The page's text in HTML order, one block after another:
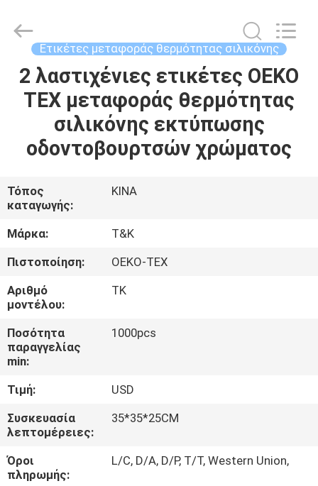
ΣΠΊΤΙ
ΠΡΟΪΌΝΤΑ
ΕΜΕΊΣ
ΓΎΡΟΣ
ΕΡΓΟΣΤΑΣΊΩΝ
ΠΟΙΟΤΙΚΌΣ
ΈΛΕΓΧΟΣ
ΕΛΆΤΕ
ΣΕ
ΕΠΑΦΉ
ΜΕ
Accessories
Co.,Ltd.
Ετικέτες μεταφοράς θερμότητας σιλικόνης
2 λαστιχένιες ετικέτες OEKO
TEX μεταφοράς θερμότητας
σιλικόνης εκτύπωσης
οδοντοβουρτσών χρώματος
Τόπος
καταγωγής:
ΚΙΝΑ
Μάρκα:
T&K
Πιστοποίηση:
OEKO-TEX
Αριθμό
μοντέλου:
TK
Ποσότητα
παραγγελίας
min:
1000pcs
Τιμή:
USD
Συσκευασία
λεπτομέρειες:
35*35*25CM
Όροι
πληρωμής:
L/C, D/A, D/P, T/T, Western Union,